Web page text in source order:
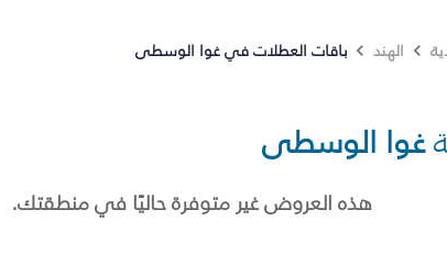
الهند باقات العطلات في غوا الوسطى
غوا الوسطى
هذه العروض غير متوفرة حاليًا في منطقتك.